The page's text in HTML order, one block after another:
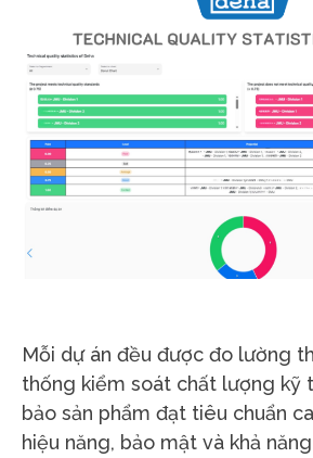
Mỗi dự án đều được đo lường
thống kiểm soát chất lượng kỹ
bảo sản phẩm đạt tiêu chuẩn
hiệu năng, bảo mật và khả